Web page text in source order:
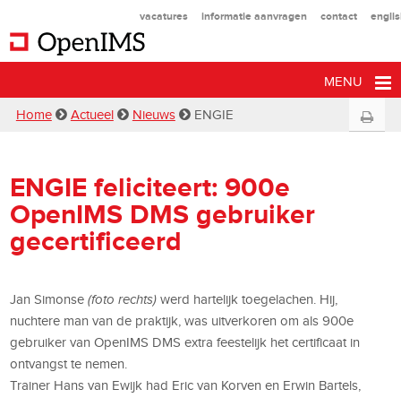
vacatures informatie aanvragen contact
MENU
Home Actueel Nieuws ENGIE
ENGIE feliciteert: 900e
OpenIMS DMS gebruiker
gecertificeerd
Jan Simonse(foto rechts) werd hartelijk toegelachen. Hij,
nuchtere man van de praktijk, was uitverkoren om als 900e
gebruiker van OpenIMS DMS extra feestelijk het certificaat in
ontvangst te nemen.
Trainer Hans van Ewijk had Eric van Korven en Erwin Bartels,